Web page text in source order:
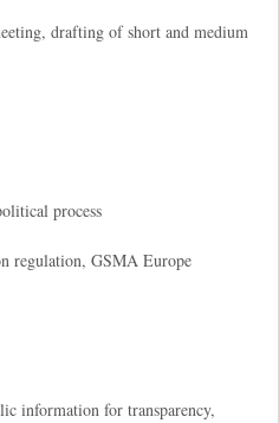
drafting of short and medium
process
regulation, GSMA Europe
information for transparency,